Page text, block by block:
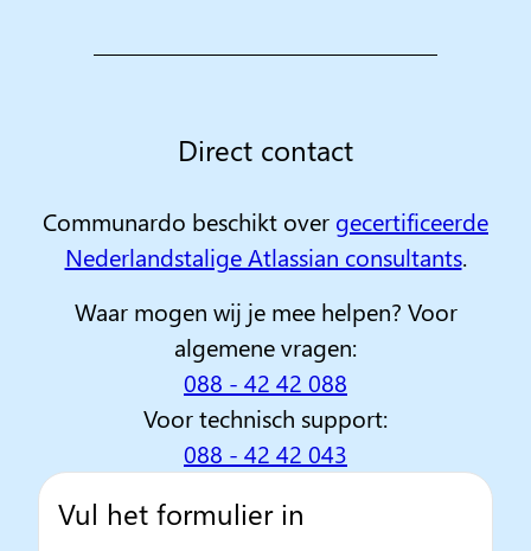
Direct contact
Communardo beschikt over gecertificeerde
Nederlandstalige Atlassian consultants.
Waar mogen wij je mee helpen? Voor
algemene vragen:
088 - 42 42 088
Voor technisch support:
088 - 42 42 043
Vul het formulier in